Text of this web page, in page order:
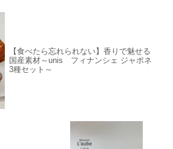
【食べたら忘れられない】香りで魅せる
国産素材～unis フィナンシェ ジャポネ
3種セット～